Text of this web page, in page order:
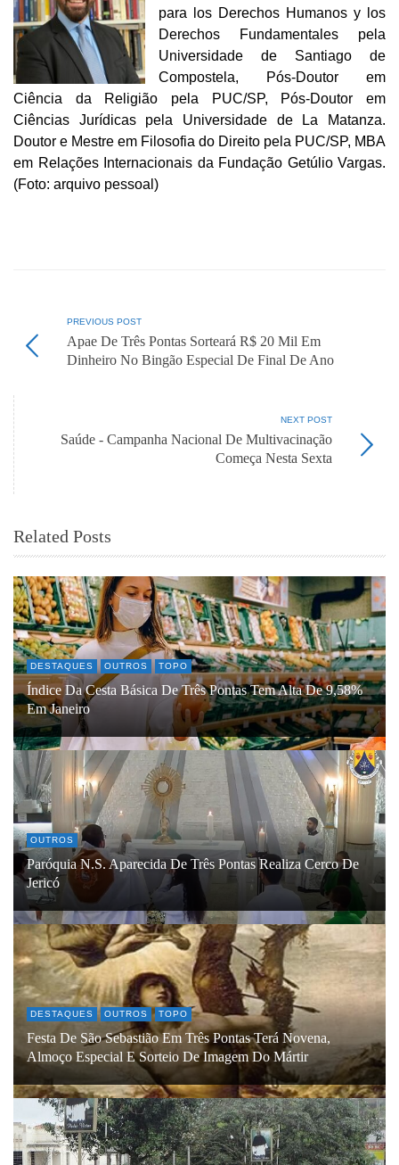
para los Derechos Humanos y los
Derechos Fundamentales pela
Universidade de Santiago de
Compostela, Pós-Doutor em
Ciência da Religião pela PUC/SP, Pós-Doutor em
Ciências Jurídicas pela Universidade de La Matanza.
Doutor e Mestre em Filosofia do Direito pela PUC/SP, MBA
em Relações Internacionais da Fundação Getúlio Vargas.
(Foto: arquivo pessoal)
PREVIOUS POST
Apae De Três Pontas Sorteará R$ 20 Mil Em
Dinheiro No Bingão Especial De Final De Ano
NEXT POST
Saúde - Campanha Nacional De Multivacinação
Começa Nesta Sexta
Related Posts
DESTAQUES OUTROS TOPO
Índice Da Cesta Básica De Três Pontas Tem Alta De 9,58%
Em Janeiro
OUTROS
Paróquia N.S. Aparecida De Três Pontas Realiza Cerco De
Jericó
DESTAQUES OUTROS TOPO
Festa De São Sebastião Em Três Pontas Terá Novena,
Almoço Especial E Sorteio De Imagem Do Mártir